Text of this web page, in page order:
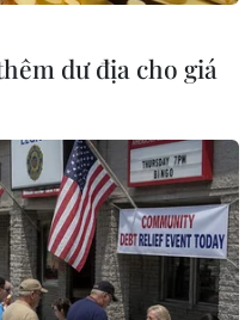
Bí thư Trần Lưu
Phòng tiếp tục
thu hút nguồn nhân
các khu công
kỳ 2021-2026,
từ 190.000 đến
địa phương khác.
dư địa cho giá